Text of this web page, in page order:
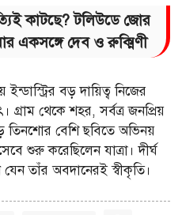
কাটছে? টলিউডে জোর
একসঙ্গে দেব ও রুক্মিণী
বড় দায়িত্ব নিজের
গ্রাম থেকে শহর, সর্বত্র জনপ্রিয়
তিনশোর বেশি ছবিতে অভিনয়
শুরু করেছিলেন যাত্রা। দীর্ঘ
তাঁর অবদানেরই স্বীকৃতি।